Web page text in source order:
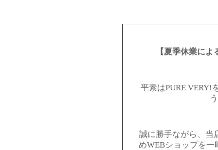
【夏季休業に
平素はPURE VERY!
誠に勝手ながら、当
めWEBショップを